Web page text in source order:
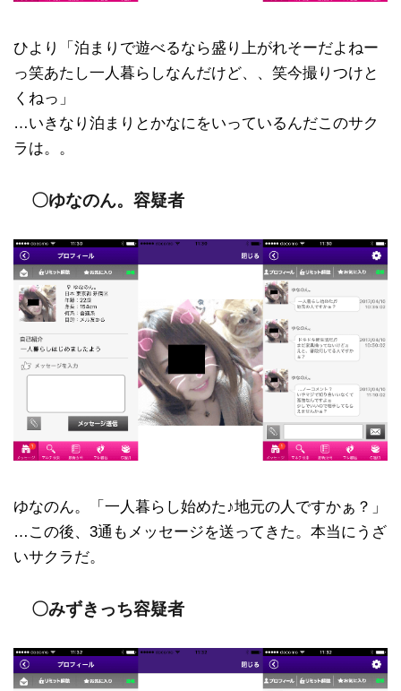
ひより「泊まりで遊べるなら盛り上がれそーだよねー
っ笑あたし一人暮らしなんだけど、、笑今撮りつけと
くねっ」
…いきなり泊まりとかなにをいっているんだこのサク
ラは。。
〇ゆなのん。容疑者
ゆなのん。「一人暮らし始めた♪地元の人ですかぁ？」
…この後、3通もメッセージを送ってきた。本当にうざ
いサクラだ。
〇みずきっち容疑者